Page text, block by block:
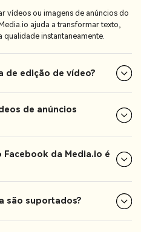
vídeos ou imagens de anúncios do
ajuda a transformar texto,
instantaneamente.
de edição de vídeo?
de anúncios
da Media.io é
são suportados?